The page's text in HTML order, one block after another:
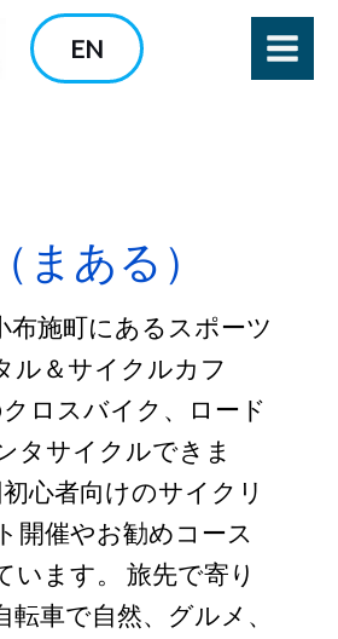
EN
まある）
布施町にあるスポーツ
ル＆サイクルカフ
クロスバイク、ロード
タサイクルできま
心者向けのサイクリ
開催やお勧めコース
います。 旅先で寄り
転車で自然、グルメ、